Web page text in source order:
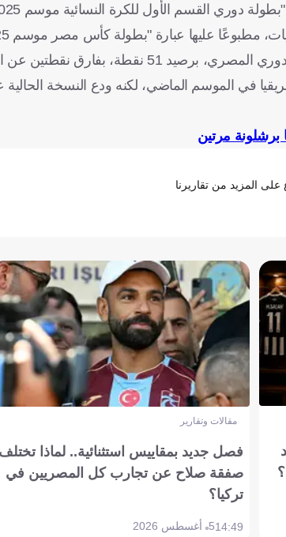
للكرة النسائية موسم 2025-2026"، مما أثار الجدل على مواقع التواصل.
مطبوعًا عليها عبارة "بطولة كأس مصر موسم 2025-2026".
الزمالك، قبل جولة واحدة من خط النهاية.
في الموسم الماضي، لكنه ودع النسخة
برشلونة مرتين
مقالات وتقارير
فصل جديد بمقاييس استثنائية.. لماذا تختلف
صفقة صلاح عن تجارب كل المصريين في
تركيا؟
14:495 أغسطس 2026